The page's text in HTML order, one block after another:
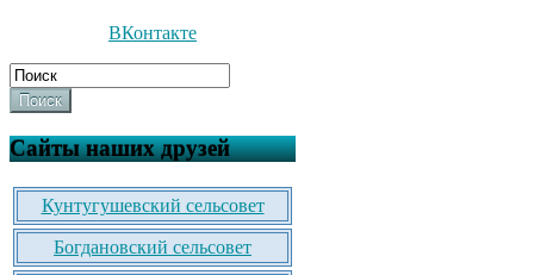
ВКонтакте
Поиск
Сайты наших друзей
Кунтугушевский сельсовет
Богдановский сельсовет